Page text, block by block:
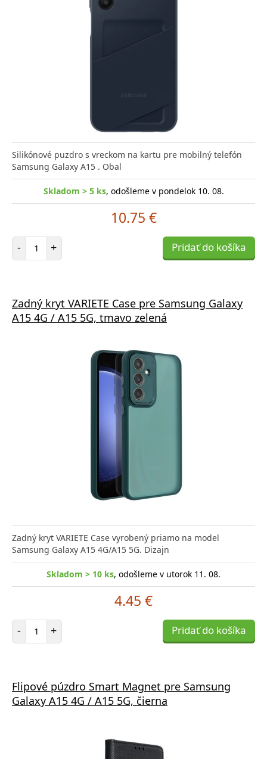
Silikónové puzdro s vreckom na kartu pre mobilný telefón
Samsung Galaxy A15 . Obal
Skladom > 5 ks, odošleme v pondelok 10. 08.
10.75 €
- Počet položiek
+ Pridať do košíka
Zadný kryt VARIETE Case pre Samsung Galaxy
A15 4G / A15 5G, tmavo zelená
Zadný kryt VARIETE Case vyrobený priamo na model
Samsung Galaxy A15 4G/A15 5G. Dizajn
Skladom > 10 ks, odošleme v utorok 11. 08.
4.45 €
- Počet položiek
+ Pridať do košíka
Flipové púzdro Smart Magnet pre Samsung
Galaxy A15 4G / A15 5G, čierna